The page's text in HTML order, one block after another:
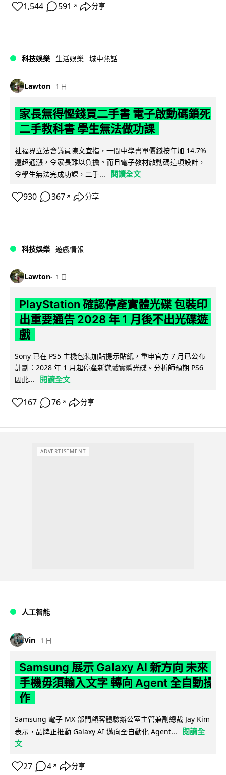
1,544 591 ↗ 分享
科技娛樂 生活娛樂 城中熱話
Lawton 1 日
家長無得慳錢買二手書 電子啟動碼鎖死
二手教科書 學生無法做功課
社福界立法會議員陳文宜指，一間中學書單價錢按年加 14.7%
遠超通漲，令家長難以負擔。而且電子教材啟動碼這項設計，
令學生無法完成功課，二手...
閱讀全文
930 367 ↗ 分享
科技娛樂 遊戲情報
Lawton 1 日
PlayStation 確認停產實體光碟 包裝印
出重要通告 2028 年 1 月後不出光碟遊
戲
Sony 已在 PS5 主機包裝加貼提示貼紙，重申官方 7 月已公布
計劃：2028 年 1 月起停產新遊戲實體光碟。分析師預期 PS6
因此...
閱讀全文
167 76 ↗ 分享
ADVERTISEMENT
人工智能
Vin 1 日
Samsung 展示 Galaxy AI 新方向 未來
手機毋須輸入文字 轉向 Agent 全自動操
作
Samsung 電子 MX 部門顧客體驗辦公室主管兼副總裁 Jay Kim
表示，品牌正推動 Galaxy AI 邁向全自動化 Agent...
閱讀全
文
27 4 ↗ 分享